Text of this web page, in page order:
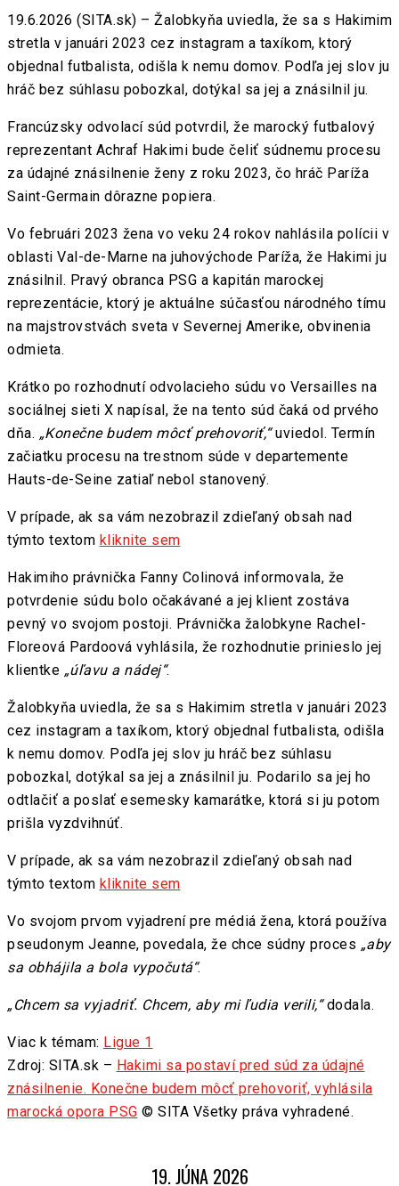
19.6.2026 (SITA.sk) – Žalobkyňa uviedla, že sa s Hakimim
stretla v januári 2023 cez instagram a taxíkom, ktorý
objednal futbalista, odišla k nemu domov. Podľa jej slov ju
hráč bez súhlasu pobozkal, dotýkal sa jej a znásilnil ju.
Francúzsky odvolací súd potvrdil, že marocký futbalový
reprezentant Achraf Hakimi bude čeliť súdnemu procesu
za údajné znásilnenie ženy z roku 2023, čo hráč Paríža
Saint-Germain dôrazne popiera.
Vo februári 2023 žena vo veku 24 rokov nahlásila polícii v
oblasti Val-de-Marne na juhovýchode Paríža, že Hakimi ju
znásilnil. Pravý obranca PSG a kapitán marockej
reprezentácie, ktorý je aktuálne súčasťou národného tímu
na majstrovstvách sveta v Severnej Amerike, obvinenia
odmieta.
Krátko po rozhodnutí odvolacieho súdu vo Versailles na
sociálnej sieti X napísal, že na tento súd čaká od prvého
dňa. „Konečne budem môcť prehovoriť,“uviedol. Termín
začiatku procesu na trestnom súde v departemente
Hauts-de-Seine zatiaľ nebol stanovený.
V prípade, ak sa vám nezobrazil zdieľaný obsah nad
týmto textom kliknite sem
Hakimiho právnička Fanny Colinová informovala, že
potvrdenie súdu bolo očakávané a jej klient zostáva
pevný vo svojom postoji. Právnička žalobkyne Rachel-
Floreová Pardoová vyhlásila, že rozhodnutie prinieslo jej
klientke „úľavu a nádej“.
Žalobkyňa uviedla, že sa s Hakimim stretla v januári 2023
cez instagram a taxíkom, ktorý objednal futbalista, odišla
k nemu domov. Podľa jej slov ju hráč bez súhlasu
pobozkal, dotýkal sa jej a znásilnil ju. Podarilo sa jej ho
odtlačiť a poslať esemesky kamarátke, ktorá si ju potom
prišla vyzdvihnúť.
V prípade, ak sa vám nezobrazil zdieľaný obsah nad
týmto textom kliknite sem
Vo svojom prvom vyjadrení pre médiá žena, ktorá používa
pseudonym Jeanne, povedala, že chce súdny proces „aby
sa obhájila a bola vypočutá“.
„Chcem sa vyjadriť. Chcem, aby mi ľudia verili,“dodala.
Viac k témam: Ligue 1
Zdroj: SITA.sk – Hakimi sa postaví pred súd za údajné
znásilnenie. Konečne budem môcť prehovoriť, vyhlásila
marocká opora PSG © SITA Všetky práva vyhradené.
19. JÚNA 2026